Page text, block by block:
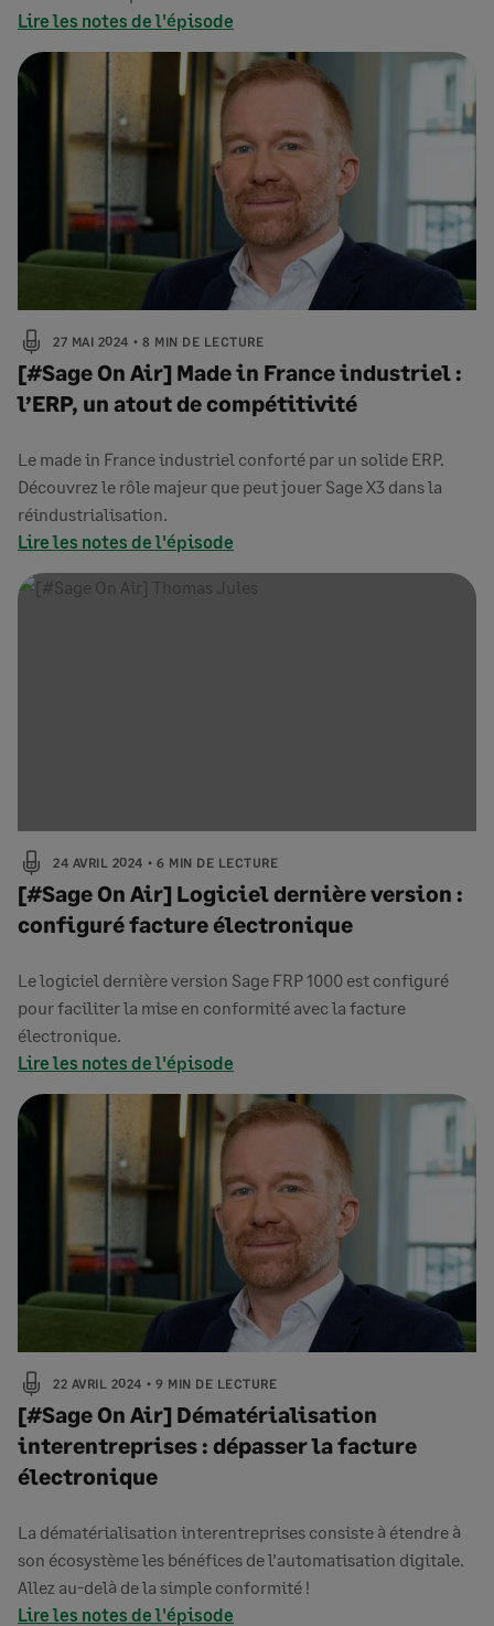
Lire les notes de l'épisode
27 MAI 2024 8 MIN DE LECTURE
[#Sage On Air] Made in France industriel :
l’ERP, un atout de compétitivité
Le made in France industriel conforté par un solide ERP.
Découvrez le rôle majeur que peut jouer Sage X3 dans la
réindustrialisation.
Lire les notes de l'épisode
24 AVRIL 2024 6 MIN DE LECTURE
[#Sage On Air] Logiciel dernière version :
configuré facture électronique
Le logiciel dernière version Sage FRP 1000 est configuré
pour faciliter la mise en conformité avec la facture
électronique.
Lire les notes de l'épisode
22 AVRIL 2024 9 MIN DE LECTURE
[#Sage On Air] Dématérialisation
interentreprises : dépasser la facture
électronique
La dématérialisation interentreprises consiste à étendre à
son écosystème les bénéfices de l’automatisation digitale.
Allez au-delà de la simple conformité !
Lire les notes de l'épisode